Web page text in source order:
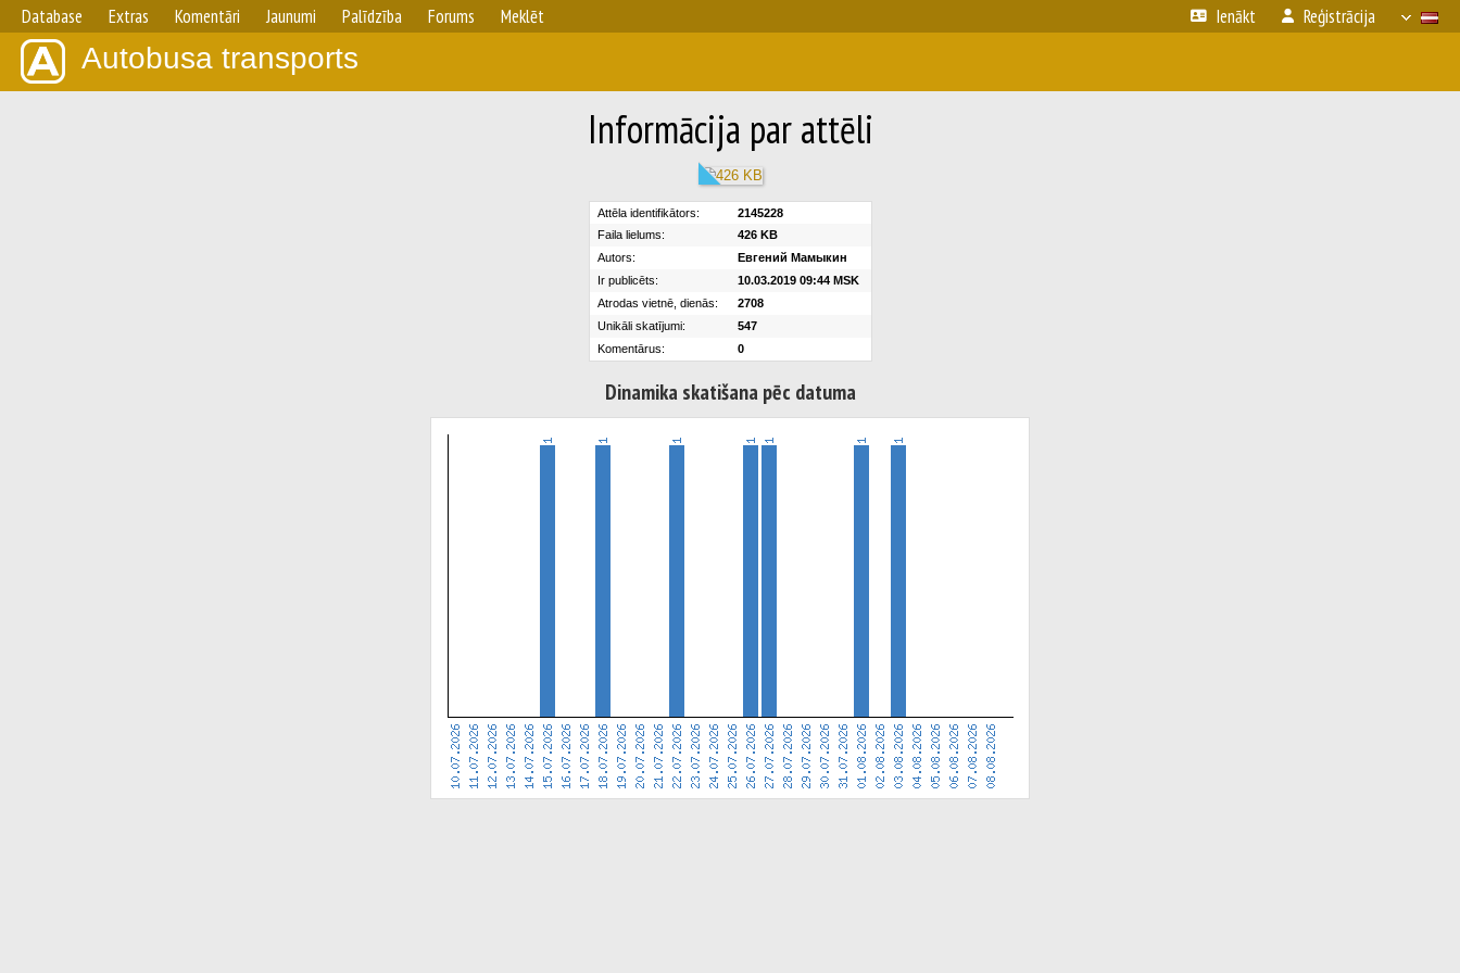
Database Extras Komentāri Jaunumi Palīdzība Forums Meklēt Ienākt Reģistrācija
Autobusa transports
Informācija par attēli
Attēla identifikātors:
2145228
Faila lielums:
426 KB
Autors:
Евгений Мамыкин
Ir publicēts:
10.03.2019 09:44 MSK
Atrodas vietnē, dienās:
2708
Unikāli skatījumi:
547
Komentārus:
0
Dinamika skatišana pēc datuma